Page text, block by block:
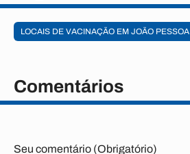
LOCAIS DE VACINAÇÃO EM JOÃO PESSOA
Comentários
Seu comentário (Obrigatório)